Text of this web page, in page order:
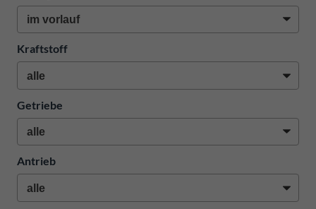
Kraftstoff
Getriebe
Antrieb